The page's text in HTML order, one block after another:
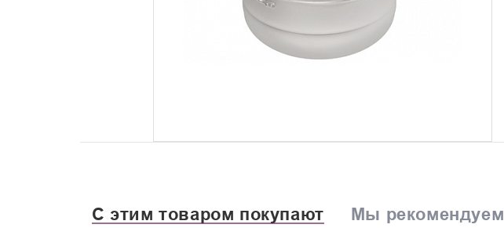
С этим товаром покупают Мы рекомендуем